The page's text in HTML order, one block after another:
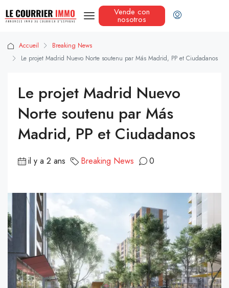
Vende con
nosotros
Accueil
Breaking News
Le projet Madrid Nuevo Norte soutenu par Más Madrid, PP et Ciudadanos
Le projet Madrid Nuevo
Norte soutenu par Más
Madrid, PP et Ciudadanos
il y a 2 ans Breaking News 0